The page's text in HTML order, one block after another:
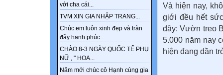
với cha cái...
TVM XIN GIA NHẬP TRANG...
Chúc em luôn xinh đẹp và tràn
đầy hạnh phúc...
CHÀO 8-3 NGÀY QUỐC TẾ PHỤ
NỮ , " HOA...
Năm mới chúc cô Hạnh cùng gia
Và hiện nay,
giới đều hết
đây: Vườn treo
5.000 năm nay
hiện đang dần